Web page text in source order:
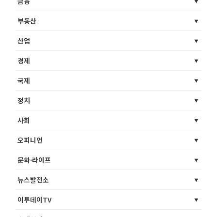
부동산
산업
경제
국제
정치
사회
오피니언
문화·라이프
뉴스발전소
이투데이TV